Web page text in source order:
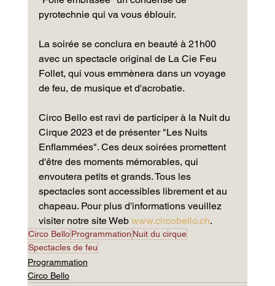
pyrotechnie qui va vous éblouir.
La soirée se conclura en beauté à 21h00
avec un spectacle original de La Cie Feu
Follet, qui vous emmènera dans un voyage
de feu, de musique et d'acrobatie.
Circo Bello est ravi de participer à la Nuit du
Cirque 2023 et de présenter "Les Nuits
Enflammées". Ces deux soirées promettent
d'être des moments mémorables, qui
envoutera petits et grands. Tous les
spectacles sont accessibles librement et au
chapeau. Pour plus d'informations veuillez
visiter notre site Web www.circobello.ch.
Circo Bello Programmation Nuit du cirque
Spectacles de feu
Programmation
Circo Bello